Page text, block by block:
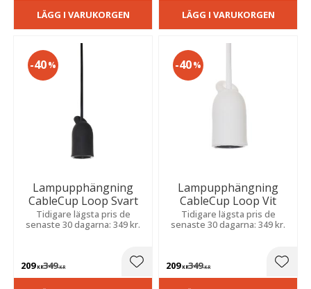
LÄGG I VARUKORGEN LÄGG I VARUKORGEN
Lampupphängning
CableCup Loop Svart
Tidigare lägsta pris de
senaste 30 dagarna: 349 kr.
209KR349KR
40%
Lägg till i favoriter
Lampupphängning
CableCup Loop Vit
Tidigare lägsta pris de
senaste 30 dagarna: 349 kr.
209KR349KR
40%